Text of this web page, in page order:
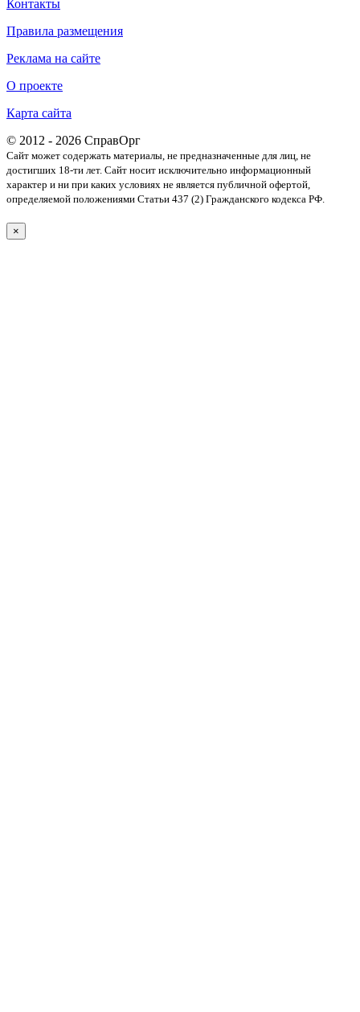
Контакты
Правила размещения
Реклама на сайте
О проекте
Карта сайта
© 2012 - 2026 СправОрг
Сайт может содержать материалы, не предназначенные для лиц, не
достигших 18-ти лет. Cайт носит исключительно информационный
характер и ни при каких условиях не является публичной офертой,
определяемой положениями Статьи 437 (2) Гражданского кодекса РФ.
×